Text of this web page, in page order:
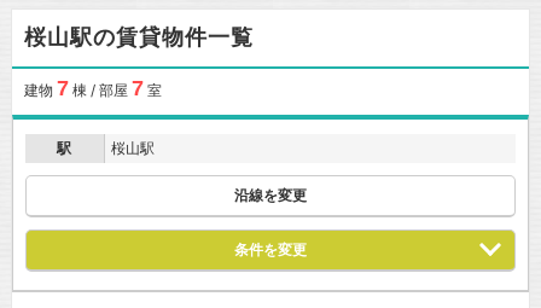
桜山駅の賃貸物件一覧
建物 7 棟 / 部屋 7 室
駅 桜山駅
沿線を変更
条件を変更